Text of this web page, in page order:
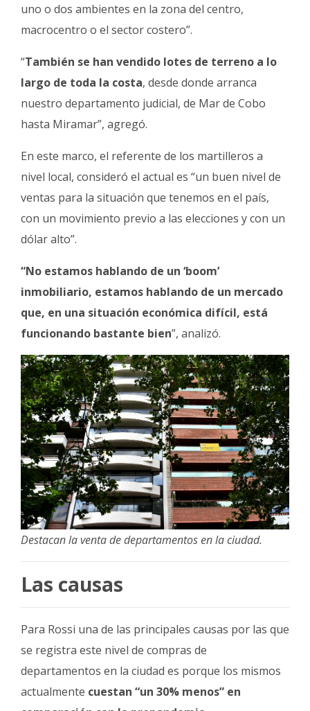
uno o dos ambientes en la zona del centro,
macrocentro o el sector costero”.
“También se han vendido lotes de terreno a lo
largo de toda la costa, desde donde arranca
nuestro departamento judicial, de Mar de Cobo
hasta Miramar”, agregó.
En este marco, el referente de los martilleros a
nivel local, consideró el actual es “un buen nivel de
ventas para la situación que tenemos en el país,
con un movimiento previo a las elecciones y con un
dólar alto”.
“No estamos hablando de un ‘boom’
inmobiliario, estamos hablando de un mercado
que, en una situación económica difícil, está
funcionando bastante bien”, analizó.
Destacan la venta de departamentos en la ciudad.
Las causas
Para Rossi una de las principales causas por las que
se registra este nivel de compras de
departamentos en la ciudad es porque los mismos
actualmente cuestan “un 30% menos” en